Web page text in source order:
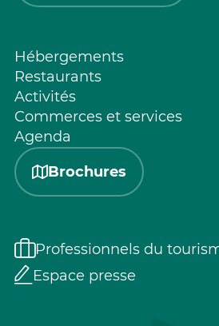
Hébergements
Restaurants
Activités
Commerces et services
Agenda
Brochures
Professionnels du
Espace presse